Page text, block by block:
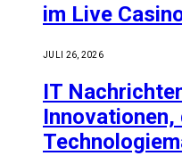
im Live
JULI 26, 2026
IT
Innovationen,